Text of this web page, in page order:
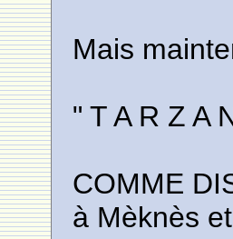
Mais
" T A R Z A
COMME
à Mèknès